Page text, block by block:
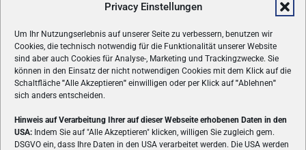
Privacy Einstellungen
Um Ihr Nutzungserlebnis auf unserer Seite zu verbessern, benutzen wir
Cookies, die technisch notwendig für die Funktionalität unserer Website
sind aber auch Cookies für Analyse-, Marketing und Trackingzwecke. Sie
können in den Einsatz der nicht notwendigen Cookies mit dem Klick auf die
Schaltfläche "Alle Akzeptieren" einwilligen oder per Klick auf"Ablehnen"
sich anders entscheiden.
Hinweis auf Verarbeitung Ihrer auf dieser Webseite erhobenen Daten in den
USA: Indem Sie auf "Alle Akzeptieren" klicken, willigen Sie zugleich gem.
DSGVO ein, dass Ihre Daten in den USA verarbeitet werden. Die USA werden
ÜBER UNS